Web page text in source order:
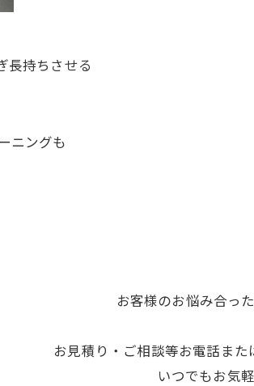
長持ちさせる
ニングも
お客様のお悩み合っ
お見積り・ご相談等お電話ま
いつでもお気